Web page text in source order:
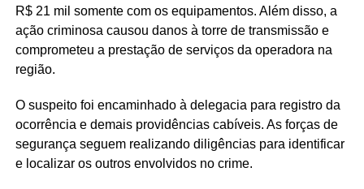
R$ 21 mil somente com os equipamentos. Além disso, a
ação criminosa causou danos à torre de transmissão e
comprometeu a prestação de serviços da operadora na
região.
O suspeito foi encaminhado à delegacia para registro da
ocorrência e demais providências cabíveis. As forças de
segurança seguem realizando diligências para identificar
e localizar os outros envolvidos no crime.